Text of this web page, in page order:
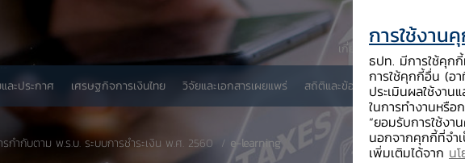
ละประกาศ เศรษฐกิจการเงินไทย วิจัยและเอกสารเผยแพร่ สถิติและข้อมูลเผยแพร่ บริการจ
เกี่ยวกับ ธปท. ติดต่
รกำกับตาม พ.ร.บ. ระบบการชำระเงิน พ.ศ. 2560 e-learning
การใช้งาน
ธปท. มีการใช้คุกกี้
การใช้คุกกี้อื่น (อา
ประเมินผลใช้งา
ในการทำงานหรือ
“ยอมรับการใช้ง
นอกจากคุกกี้ที่จำ
เพิ่มเติมได้จาก น